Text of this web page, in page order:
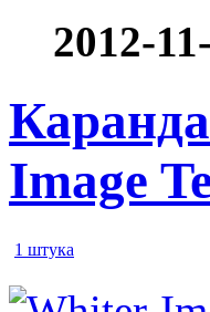
2012-
Image
1 штука